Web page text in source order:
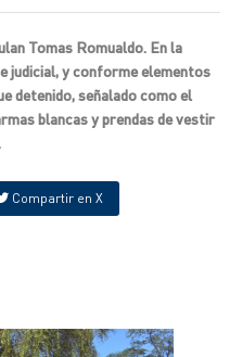
Tomas Romualdo. En la
judicial, y conforme elementos
detenido, señalado como el
blancas y prendas de vestir
Compartir en X